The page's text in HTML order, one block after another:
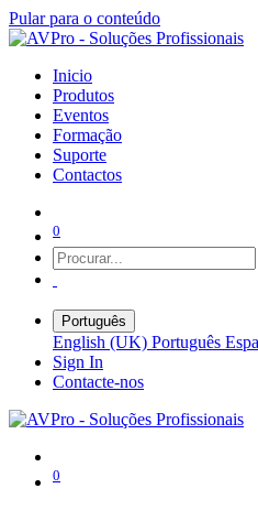
Pular para o conteúdo
Inicio
Produtos
Eventos
Formação
Suporte
Contactos
0
Português
English (UK) Português
Sign In
Contacte-nos
0